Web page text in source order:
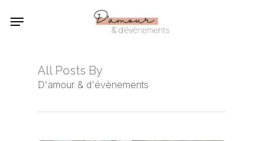
Menu
All Posts By
D'amour & d'évènements